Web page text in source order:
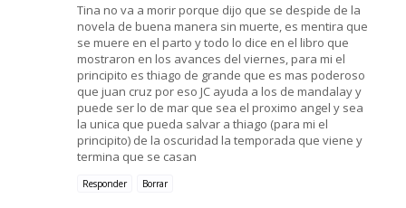
Tina no va a morir porque dijo que se despide de la
novela de buena manera sin muerte, es mentira que
se muere en el parto y todo lo dice en el libro que
mostraron en los avances del viernes, para mi el
principito es thiago de grande que es mas poderoso
que juan cruz por eso JC ayuda a los de mandalay y
puede ser lo de mar que sea el proximo angel y sea
la unica que pueda salvar a thiago (para mi el
principito) de la oscuridad la temporada que viene y
termina que se casan
Responder Borrar